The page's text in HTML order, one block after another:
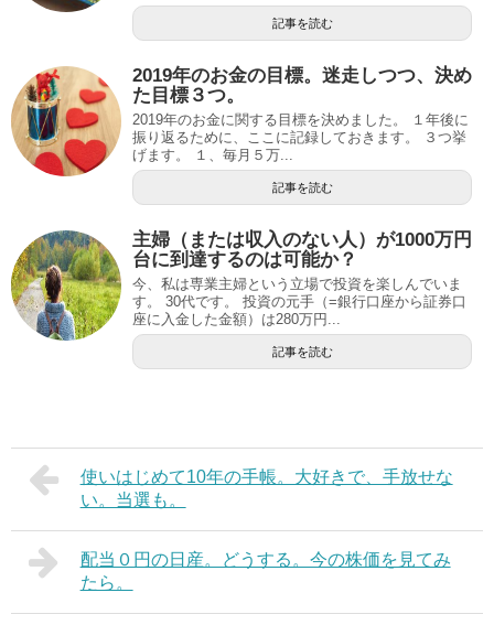
記事を読む
2019年のお金の目標。迷走しつつ、決め
た目標３つ。
2019年のお金に関する目標を決めました。 １年後に
振り返るために、ここに記録しておきます。 ３つ挙
げます。 １、毎月５万...
記事を読む
主婦（または収入のない人）が1000万円
台に到達するのは可能か？
今、私は専業主婦という立場で投資を楽しんでいま
す。 30代です。 投資の元手（=銀行口座から証券口
座に入金した金額）は280万円...
記事を読む
使いはじめて10年の手帳。大好きで、手放せな
い。当選も。
配当０円の日産。どうする。今の株価を見てみ
たら。